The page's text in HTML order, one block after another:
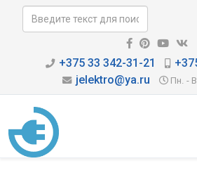
+375 33 342-31-21
jelektro@ya.ru
Пн. -